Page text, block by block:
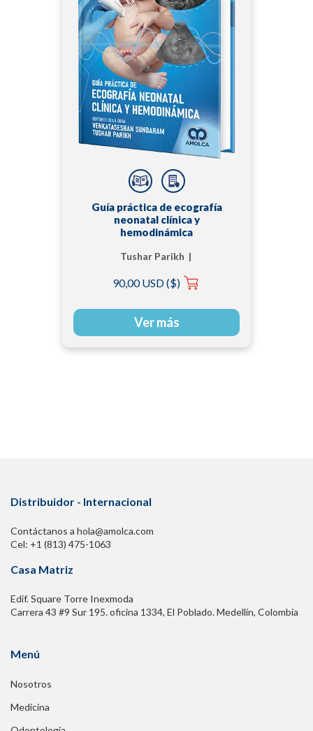
Guía práctica de ecografía
neonatal clínica y
hemodinámica
Tushar Parikh |
Sundaram
90,00 USD ($)
Ver más
Distribuidor - Internacional
Contáctanos a hola@amolca.com
Cel: +1 (813) 475-1063
Casa Matriz
Edif. Square Torre Inexmoda
Carrera 43 #9 Sur 195. oficina 1334, El Poblado. Medellín, Colombia
Menú
Nosotros
Medicina